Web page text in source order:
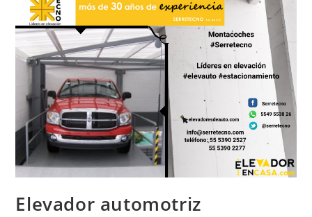
Elevador automotriz